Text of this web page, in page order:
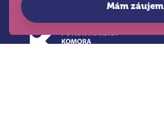
Mám záujem